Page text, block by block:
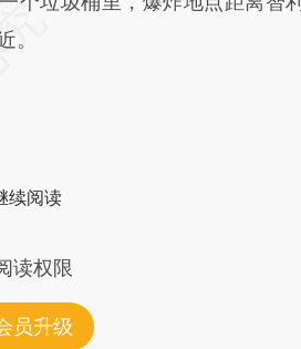
。
续阅读
读权限
员升级